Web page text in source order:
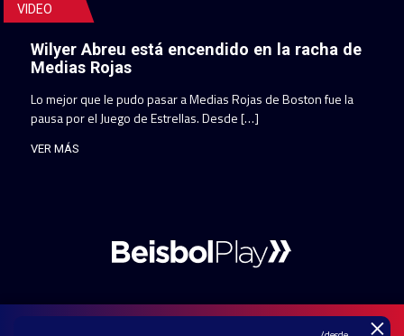
VIDEO
Wilyer Abreu está encendido en la racha de
Medias Rojas
Lo mejor que le pudo pasar a Medias Rojas de Boston fue la
pausa por el Juego de Estrellas. Desde […]
VER MÁS
×